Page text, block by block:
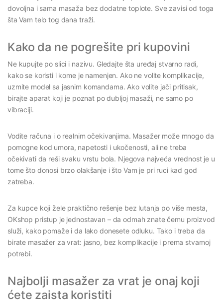
dovoljna i sama masaža bez dodatne toplote. Sve zavisi od toga
šta Vam telo tog dana traži.
Kako da ne pogrešite pri kupovini
Ne kupujte po slici i nazivu. Gledajte šta uređaj stvarno radi,
kako se koristi i kome je namenjen. Ako ne volite komplikacije,
uzmite model sa jasnim komandama. Ako volite jači pritisak,
birajte aparat koji je poznat po dubljoj masaži, ne samo po
vibraciji.
Vodite računa i o realnim očekivanjima. Masažer može mnogo da
pomogne kod umora, napetosti i ukočenosti, ali ne treba
očekivati da reši svaku vrstu bola. Njegova najveća vrednost je u
tome što donosi brzo olakšanje i što Vam je pri ruci kad god
zatreba.
Za kupce koji žele praktično rešenje bez lutanja po više mesta,
OKshop pristup je jednostavan – da odmah znate čemu proizvod
služi, kako pomaže i da lako donesete odluku. Tako i treba da
birate masažer za vrat: jasno, bez komplikacije i prema stvarnoj
potrebi.
Najbolji masažer za vrat je onaj koji
ćete zaista koristiti